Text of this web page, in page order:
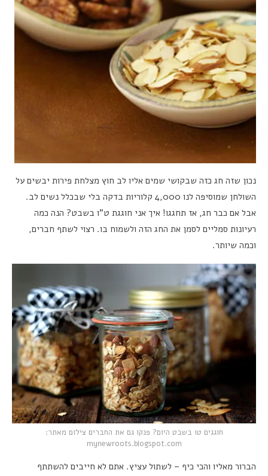
נכון שזה חג כזה שבקושי שמים אליו לב חוץ מצלחת פירות יבשים על
השולחן שמוסיפה לנו 4,000 קלוריות בדקה בלי שבכלל נשים לב.
אבל אם כבר חג, אז תחגגו! איך אני חוגגת ט”ו בשבט? הנה כמה
רעיונות סמליים לסמן את החג הזה ולשמוח בו. רצוי לשתף חברים,
וכמה שיותר.
חוגגים טו בשבט היום? פנקו גם את החברים צילום מאתר:
mynewroots.blogspot.com
הברור מאליו והכי כיף – לשתול עציץ. אתם לא חייבים להשתתף